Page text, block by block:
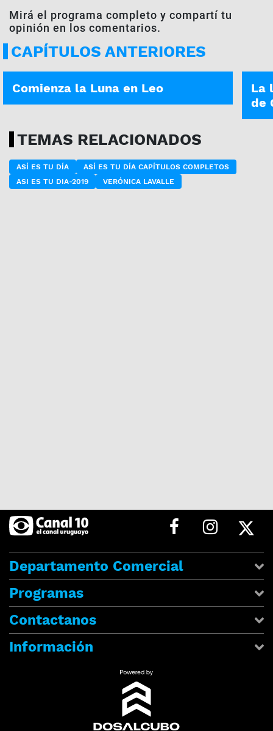
Mirá el programa completo y compartí tu
opinión en los comentarios.
CAPÍTULOS ANTERIORES
ASÍ ES TU DÍA | 21-12-2021
Comienza la Luna en Leo
La
de
TEMAS RELACIONADOS
ASÍ ES TU DÍA
ASÍ ES TU DÍA CAPÍTULOS COMPLETOS
ASI ES TU DIA-2019
VERÓNICA LAVALLE
Departamento Comercial
Programas
Contactanos
Información